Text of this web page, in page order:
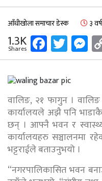
आँधीखोला समाचार डेस्क ३
1.3K
Shares
वालिङ, २१ फागुन ।
कार्यालयले अझै पनि
छन् । आफ्नै भवन र
कार्यालयहरु सञ्चालनमा
भट्टराईले बताउनुभयो ।
“नगरपालिकासित भवन